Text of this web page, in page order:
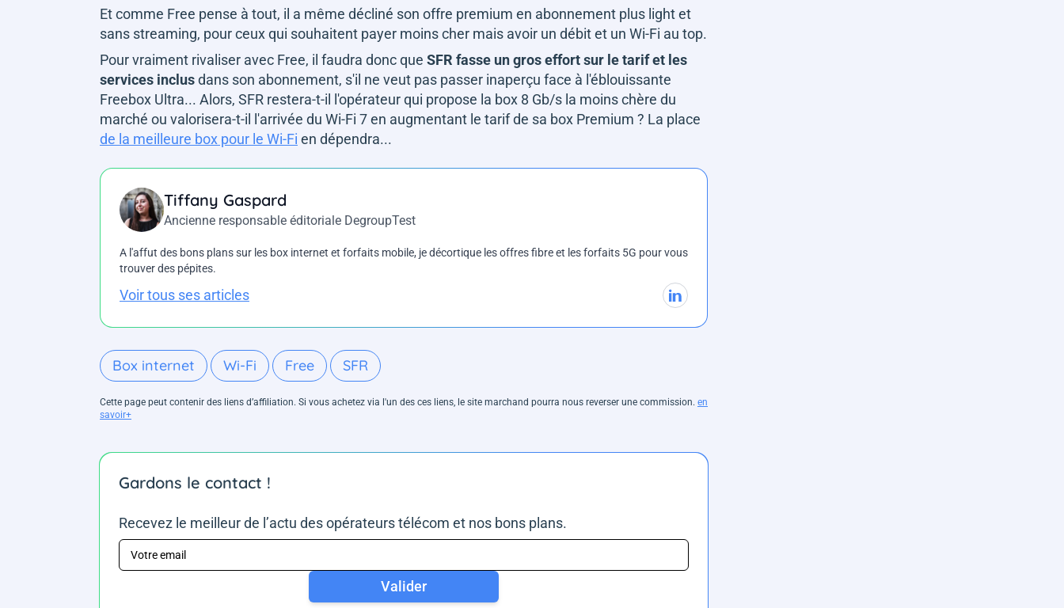
Et comme Free pense à tout, il a même décliné son offre premium en abonnement plus light et
sans streaming, pour ceux qui souhaitent payer moins cher mais avoir un débit et un Wi-Fi au top.
Pour vraiment rivaliser avec Free, il faudra donc que SFR fasse un gros effort sur le tarif et les
services inclusdans son abonnement, s'il ne veut pas passer inaperçu face à l'éblouissante
Freebox Ultra... Alors, SFR restera-t-il l'opérateur qui propose la box 8 Gb/s la moins chère du
marché ou valorisera-t-il l'arrivée du Wi-Fi 7 en augmentant le tarif de sa box Premium ? La place
de la meilleure box pour le Wi-Fi en dépendra...
Tiffany Gaspard
Ancienne responsable éditoriale DegroupTest
A l'affut des bons plans sur les box internet et forfaits mobile, je décortique les offres fibre et les forfaits 5G pour vous
trouver des pépites.
Voir tous ses articles
Box internet Wi-Fi Free SFR
Cette page peut contenir des liens d’affiliation. Si vous achetez via l'un des ces liens, le site marchand pourra nous reverser une commission. en
savoir+
Gardons le contact !
Recevez le meilleur de l’actu des opérateurs télécom et nos bons plans.
Valider